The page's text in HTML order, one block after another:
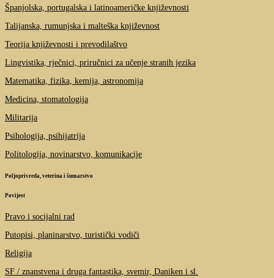
Španjolska, portugalska i latinoameričke književnosti
Talijanska, rumunjska i malteška književnost
Teorija književnosti i prevodilaštvo
Lingvistika, rječnici, priručnici za učenje stranih jezika
Matematika, fizika, kemija, astronomija
Medicina, stomatologija
Militarija
Psihologija, psihijatrija
Politologija, novinarstvo, komunikacije
Poljoprivreda, veterina i šumarstvo
Povijest
Pravo i socijalni rad
Putopisi, planinarstvo, turistički vodiči
Religija
SF / znanstvena i druga fantastika, svemir, Daniken i sl.